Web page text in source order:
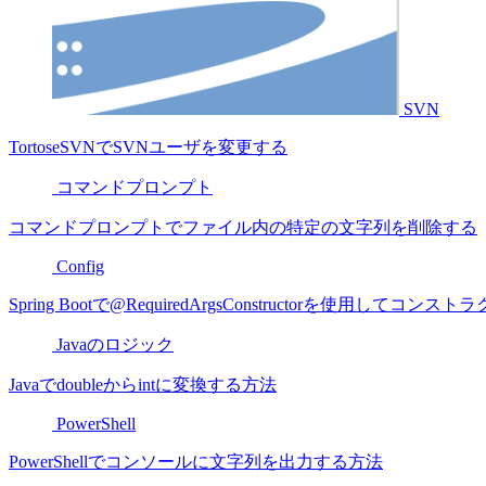
SVN
TortoseSVNでSVNユーザを変更する
コマンドプロンプト
コマンドプロンプトでファイル内の特定の文字列を削除する
Config
Spring Bootで@RequiredArgsConstructorを使用してコンスト
Javaのロジック
Javaでdoubleからintに変換する方法
PowerShell
PowerShellでコンソールに文字列を出力する方法